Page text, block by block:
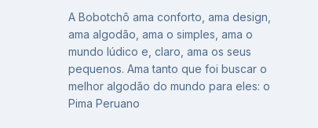
A Bobotchô ama conforto, ama design,
ama algodão, ama o simples, ama o
mundo lúdico e, claro, ama os seus
pequenos. Ama tanto que foi buscar o
melhor algodão do mundo para eles: o
Pima Peruano